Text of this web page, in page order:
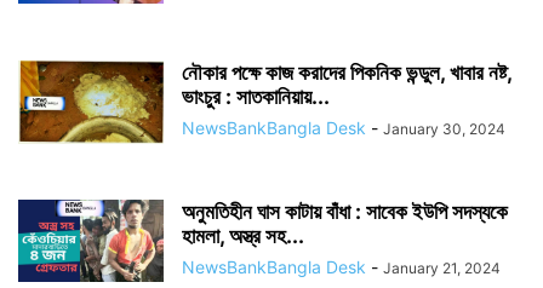
নৌকার পক্ষে কাজ করাদের পিকনিক ভন্ডুল, খাবার নষ্ট,
ভাংচুর : সাতকানিয়ায়...
NewsBankBangla Desk - January 30, 2024
অনুমতিহীন ঘাস কাটায় বাঁধা : সাবেক ইউপি সদস্যকে
হামলা, অস্ত্র সহ...
NewsBankBangla Desk - January 21, 2024